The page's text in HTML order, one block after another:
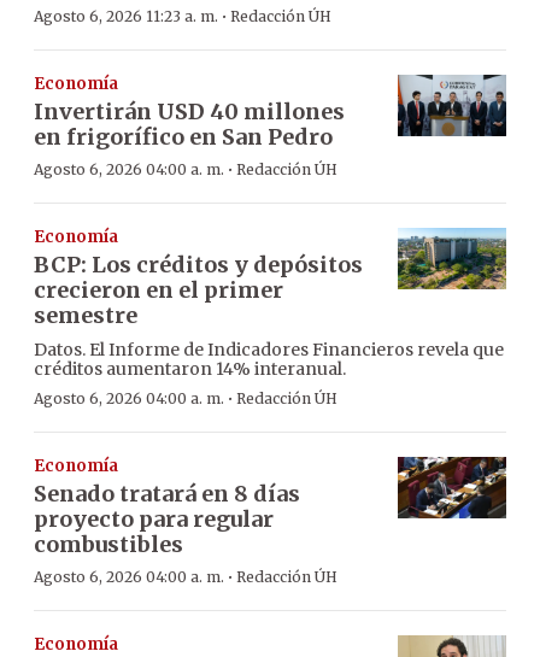
Agosto 6, 2026 11:23 a. m. · Redacción ÚH
Economía
Invertirán USD 40 millones
en frigorífico en San Pedro
Agosto 6, 2026 04:00 a. m. · Redacción ÚH
Economía
BCP: Los créditos y depósitos
crecieron en el primer
semestre
Datos. El Informe de Indicadores Financieros revela que
créditos aumentaron 14% interanual.
Agosto 6, 2026 04:00 a. m. · Redacción ÚH
Economía
Senado tratará en 8 días
proyecto para regular
combustibles
Agosto 6, 2026 04:00 a. m. · Redacción ÚH
Economía